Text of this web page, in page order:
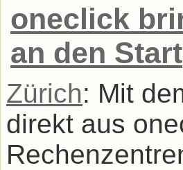
oneclick
an den Start
Zürich: Mit
direkt aus